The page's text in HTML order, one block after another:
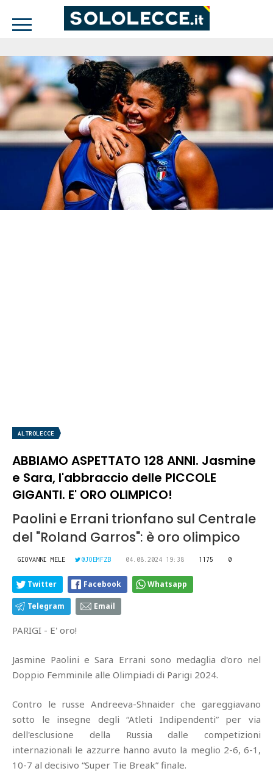
ALTROLECCE
ABBIAMO ASPETTATO 128 ANNI. Jasmine
e Sara, l'abbraccio delle PICCOLE
GIGANTI. E' ORO OLIMPICO!
Paolini e Errani trionfano sul Centrale
del "Roland Garros": è oro olimpico
GIOVANNI MELE @JOEMFZB 04.08.2024 19:38 1175 0
Twitter Facebook Whatsapp
Telegram Email
PARIGI - E' oro!
Jasmine Paolini e Sara Errani sono medaglia d'oro nel
Doppio Femminile alle Olimpiadi di Parigi 2024.
Contro le russe Andreeva-Shnaider che gareggiavano
sotto le insegne degli “Atleti Indipendenti” per via
dell'esclusione della Russia dalle competizioni
internazionali le azzurre hanno avuto la meglio 2-6, 6-1,
10-7 al decisivo “Super Tie Break” finale.